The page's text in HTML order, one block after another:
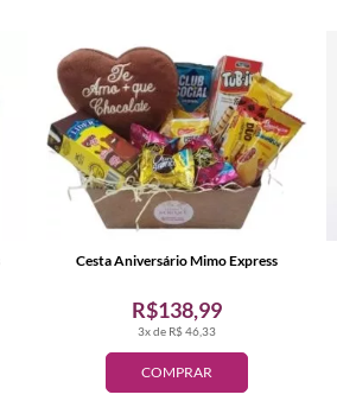
COMPRAR
3x de R$ 46,33
R$138,99
Cesta Aniversário Mimo Express